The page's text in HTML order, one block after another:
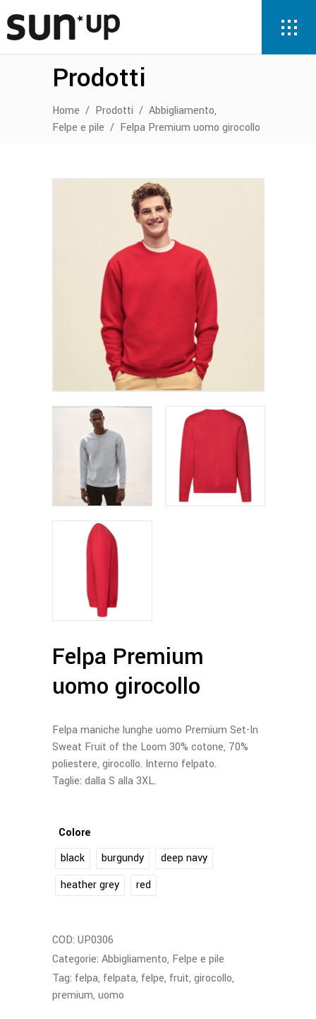
Prodotti
Home / Prodotti / Abbigliamento,
Felpe e pile / Felpa Premium uomo girocollo
Felpa Premium
uomo girocollo
Felpa maniche lunghe uomo Premium Set-In
Sweat Fruit of the Loom 30% cotone, 70%
poliestere, girocollo. Interno felpato.
Taglie: dalla S alla 3XL.
Colore
black
burgundy
deep navy
heather grey
red
COD: UP0306
Categorie: Abbigliamento, Felpe e pile
Tag: felpa, felpata, felpe, fruit, girocollo,
premium, uomo